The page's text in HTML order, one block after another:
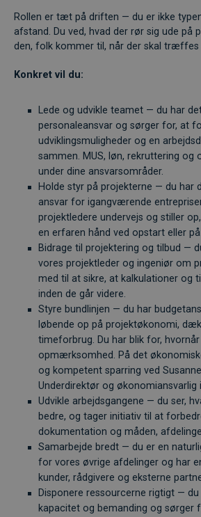
Rollen er tæt på driften — du er ikke
afstand. Du ved, hvad der rør sig ude på
den, folk kommer til, når der skal træffes
Konkret vil du:
Lede og udvikle teamet — du har
personaleansvar og sørger for, at
udviklingsmuligheder og en
sammen. MUS, løn, rekruttering og
under dine ansvarsområder.
Holde styr på projekterne — du har
ansvar for igangværende
projektledere undervejs og stiller
en erfaren hånd ved opstart eller
Bidrage til projektering og tilbud —
vores projektleder og ingeniør om
med til at sikre, at kalkulationer og
inden de går videre.
Styre bundlinjen — du har
løbende op på projektøkonomi,
timeforbrug. Du har blik for,
opmærksomhed. På det
og kompetent sparring ved
Underdirektør og økonomiansvarlig
Udvikle arbejdsgangene — du ser,
bedre, og tager initiativ til at
dokumentation og måden,
Samarbejde bredt — du er en
for vores øvrige afdelinger og har
kunder, rådgivere og eksterne
Disponere ressourcerne rigtigt —
kapacitet og bemanding og sørger